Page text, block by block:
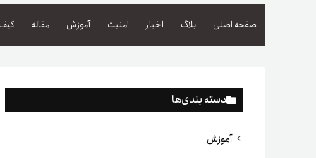
بازار تترلند
سرمایه‌گذاری آسان
صفحه اصلی بلاگ اخبار امنیت آموزش مقاله
دسته بندی‌ها
آموزش